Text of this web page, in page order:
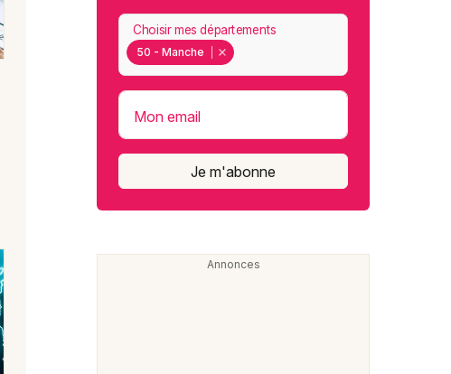
50 - Manche
Choisir mes départements
Mon email
Je m'abonne